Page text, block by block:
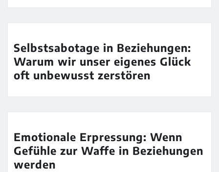
Selbstsabotage in Beziehungen:
Warum wir unser eigenes Glück
oft unbewusst zerstören
Emotionale Erpressung: Wenn
Gefühle zur Waffe in Beziehungen
werden